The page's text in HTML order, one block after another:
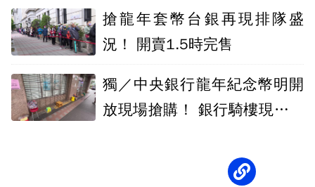
搶龍年套幣台銀再現排隊盛
況！ 開賣1.5時完售
獨／中央銀行龍年紀念幣明開
放現場搶購！ 銀行騎樓現「板